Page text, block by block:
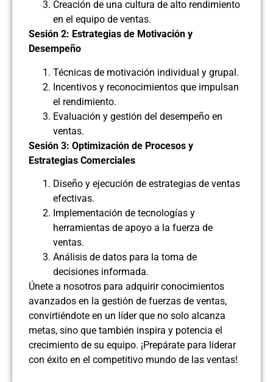
Creación de una cultura de alto rendimiento
en el equipo de ventas.
Sesión 2: Estrategias de Motivación y
Desempeño
Técnicas de motivación individual y grupal.
Incentivos y reconocimientos que impulsan
el rendimiento.
Evaluación y gestión del desempeño en
ventas.
Sesión 3: Optimización de Procesos y
Estrategias Comerciales
Diseño y ejecución de estrategias de ventas
efectivas.
Implementación de tecnologías y
herramientas de apoyo a la fuerza de
ventas.
Análisis de datos para la toma de
decisiones informada.
Únete a nosotros para adquirir conocimientos
avanzados en la gestión de fuerzas de ventas,
convirtiéndote en un líder que no solo alcanza
metas, sino que también inspira y potencia el
crecimiento de su equipo. ¡Prepárate para liderar
con éxito en el competitivo mundo de las ventas!